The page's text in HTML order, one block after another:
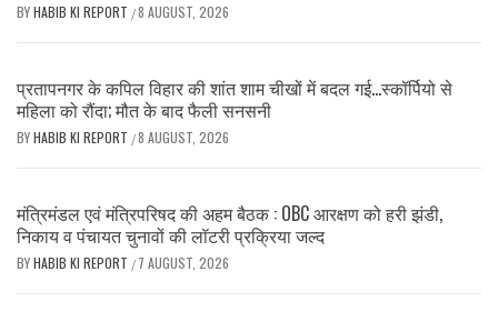
BYHABIB KI REPORT /8 AUGUST, 2026
प्रतापनगर के कपिल विहार की शांत शाम चीखों में बदल गई…स्कॉर्पियो से
महिला को रौंदा; मौत के बाद फैली सनसनी
BYHABIB KI REPORT /8 AUGUST, 2026
मंत्रिमंडल एवं मंत्रिपरिषद की अहम बैठक : OBC आरक्षण को हरी झंडी,
निकाय व पंचायत चुनावों की लॉटरी प्रक्रिया जल्द
BYHABIB KI REPORT / 7 AUGUST, 2026